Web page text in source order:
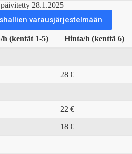
28.1.2025
varausjärjestelmään
h (kentät 1-5) Hinta/h (kenttä 6)
28 €
22 €
18 €